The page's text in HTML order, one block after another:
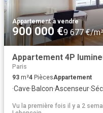
Appartement·à vendre
900 000 €9 677 €/m²
Appartement 4P
Paris
93 m²4 PiècesAppartement
·Cave·Balcon·Ascenseur·
Vu la première fois il y a 2